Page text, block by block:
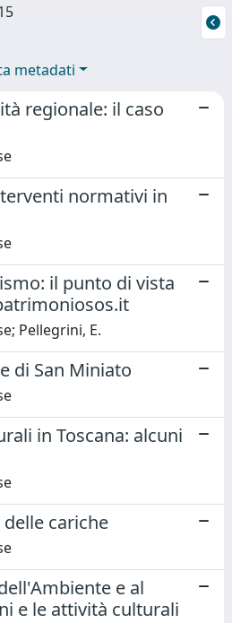
metadati
regionale: il caso
normativi in
il punto di vista
Pellegrini, E.
di San Miniato
in Toscana: alcuni
cariche
e al
e le attività culturali